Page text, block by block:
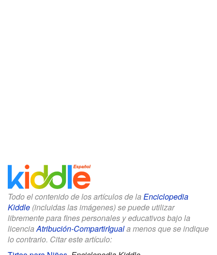
Todo el contenido de los artículos de la Enciclopedia
Kiddle (incluidas las imágenes) se puede utilizar
libremente para fines personales y educativos bajo la
licenciaAtribución-CompartirIguala menos que se indique
lo contrario. Citar este artículo: